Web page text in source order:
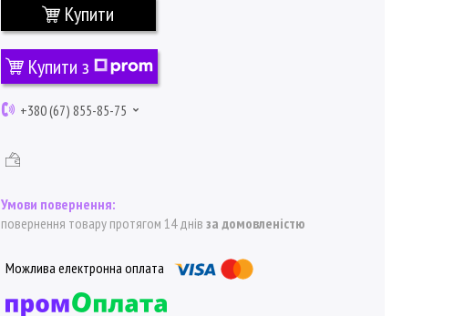
Купити
Купити з
+380 (67) 855-85-75
повернення товару протягом 14 днів за домовленістю